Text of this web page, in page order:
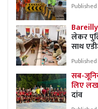
लेकर
साथ
सब-
लिए
दांव